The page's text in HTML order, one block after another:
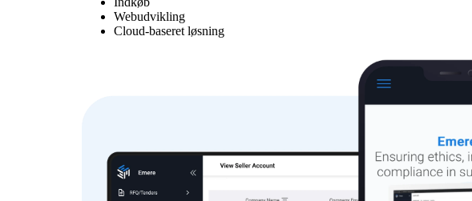
Webudvikling
Cloud-baseret løsning